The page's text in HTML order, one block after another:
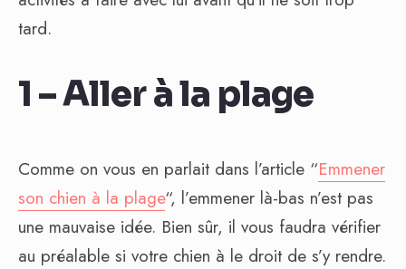
tard.
1 – Aller à la plage
Comme on vous en parlait dans l’article “Emmener
son chien à la plage“, l’emmener là-bas n’est pas
une mauvaise idée. Bien sûr, il vous faudra vérifier
au préalable si votre chien à le droit de s’y rendre.